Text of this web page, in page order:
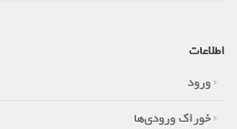
اطلاعات
ورود
خوراک ورودی‌ها